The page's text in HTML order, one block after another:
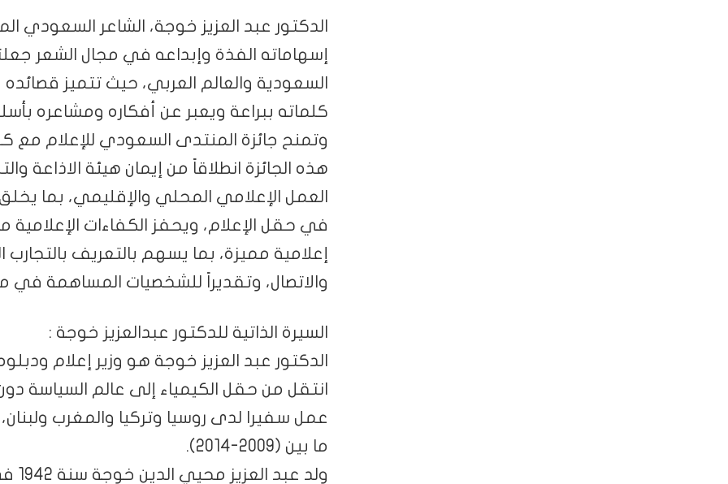
الدكتور عبد العزيز خوجة، الشاعر السعودي
إسهاماته الفذة وإبداعه في مجال الشعر
السعودية والعالم العربي، حيث تتميز
كلماته ببراعة ويعبر عن أفكاره ومشاعره
وتمنح جائزة المنتدى السعودي للإعلام مع
هذه الجائزة انطلاقاً من إيمان هيئة الاذاعة
العمل الإعلامي المحلي والإقليمي، بما
في حقل الإعلام، ويحفز الكفاءات الإعلامية
إعلامية مميزة، بما يسهم بالتعريف
والاتصال، وتقديراً للشخصيات المساهمة في
السيرة الذاتية للدكتور عبدالعزيز خوجة :
الدكتور عبد العزيز خوجة هو وزير إعلام
انتقل من حقل الكيمياء إلى عالم السياسة
عمل سفيرا لدى روسيا وتركيا والمغرب
ما بين (2009-2014).